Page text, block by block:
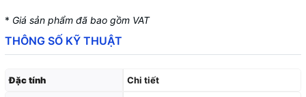
* Giá sản phẩm đã bao gồm VAT
THÔNG SỐ KỸ THUẬT
Đặc tính Chi tiết